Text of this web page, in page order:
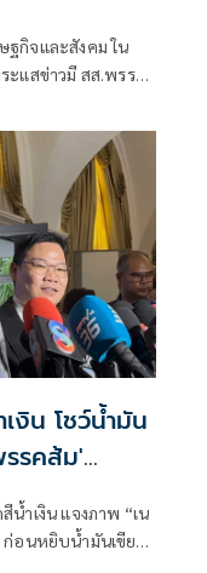
กิจและสังคม ใน
ะแสข่าวมี สส.พรรค
นการเลือกตั้งครั้ง
มีเสถียรภาพและมี
เรายังมีพรรคร่วม
ถียรภาพตนคิดว่ามี
นั้นตนไม่ได้ยิน
งิน โชว์น้ำมัน
รคส้ม'
น้ำเงิน แจงภาพ “เน
ก่อนหยิบน้ำมันเขียว